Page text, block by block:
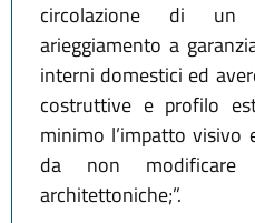
circolazione di
arieggiamento a
interni domestici ed
costruttive e profilo
minimo l’impatto visivo
da non modificare
architettoniche;”.